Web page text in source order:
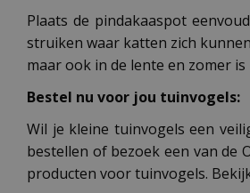
Plaats de pindakaaspot
struiken waar katten zich
maar ook in de lente en zomer
Bestel nu voor jou tuinvogels:
Wil je kleine tuinvogels een
bestellen of bezoek een van de
producten voor tuinvogels.